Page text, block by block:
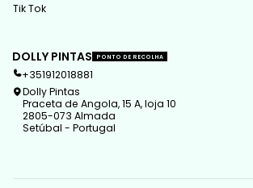
Tik Tok
DOLLY PINTAS PONTO DE RECOLHA
+351912018881
Dolly Pintas
Praceta de Angola, 15 A, loja 10
2805-073 Almada
Setúbal - Portugal